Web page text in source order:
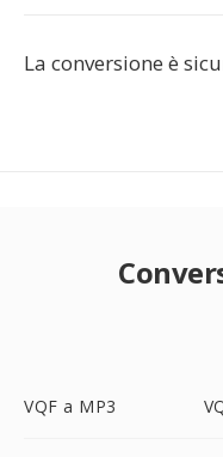
La conversione è
VQF a MP3